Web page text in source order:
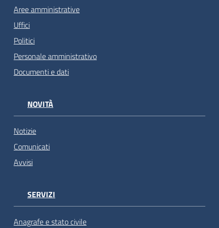
Aree amministrative
Uffici
Politici
Personale amministrativo
Documenti e dati
NOVITÀ
Notizie
Comunicati
Avvisi
SERVIZI
Anagrafe e stato civile